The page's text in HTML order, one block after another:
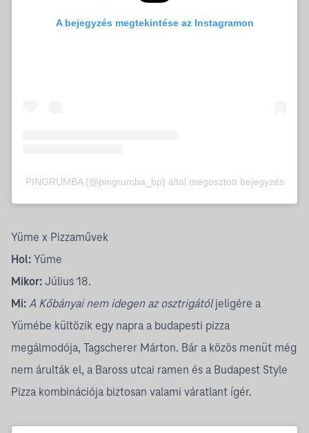
A bejegyzés megtekintése az Instagramon
PINGRUMBA (@pingrumba_bp) által megosztott bejegyzés
Yüme x Pizzaművek
Hol: Yüme
Mikor: Július 18.
Mi: A Kőbányai nem idegen az osztrigátóljeligére a
Yümébe kültözik egy napra a budapesti pizza
megálmodója, Tagscherer Márton. Bár a közös menüt még
nem árulták el, a Baross utcai ramen és a Budapest Style
Pizza kombinációja biztosan valami váratlant ígér.